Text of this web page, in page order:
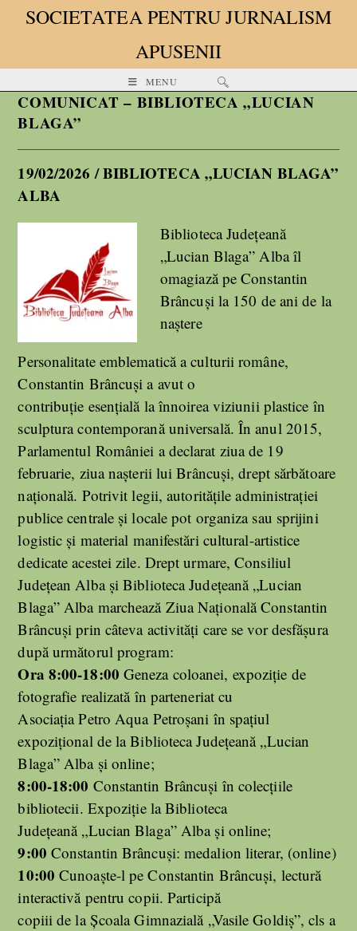
SOCIETATEA PENTRU JURNALISM
APUSENII
MENU
COMUNICAT – BIBLIOTECA „LUCIAN
BLAGA”
19/02/2026 / BIBLIOTECA „LUCIAN BLAGA”
ALBA
Biblioteca Județeană
„Lucian Blaga” Alba îl
omagiază pe Constantin
Brâncuși la 150 de ani de la
naștere
Personalitate emblematică a culturii române,
Constantin Brâncuși a avut o
contribuție esențială la înnoirea viziunii plastice în
sculptura contemporană universală. În anul 2015,
Parlamentul României a declarat ziua de 19
februarie, ziua nașterii lui Brâncuși, drept sărbătoare
națională. Potrivit legii, autoritățile administrației
publice centrale şi locale pot organiza sau sprijini
logistic şi material manifestări cultural-artistice
dedicate acestei zile. Drept urmare, Consiliul
Județean Alba și Biblioteca Județeană „Lucian
Blaga” Alba marchează Ziua Națională Constantin
Brâncuși prin câteva activități care se vor desfășura
după următorul program:
Ora 8:00-18:00 Geneza coloanei, expoziție de
fotografie realizată în parteneriat cu
Asociația Petro Aqua Petroșani în spațiul
expozițional de la Biblioteca Județeană „Lucian
Blaga” Alba și online;
8:00-18:00 Constantin Brâncuși în colecțiile
bibliotecii. Expoziție la Biblioteca
Județeană „Lucian Blaga” Alba și online;
9:00 Constantin Brâncuși: medalion literar, (online)
10:00 Cunoaște-l pe Constantin Brâncuși, lectură
interactivă pentru copii. Participă
copiii de la Școala Gimnazială „Vasile Goldiș”, cls a